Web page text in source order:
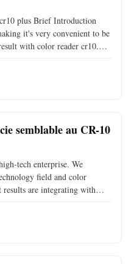
plus Brief Introduction
it's very convenient to be
with color reader cr10.
semblable au CR-10
tech enterprise. We
field and color
results are integrating with